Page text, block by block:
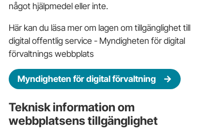
något hjälpmedel eller inte.
Här kan du läsa mer om lagen om tillgänglighet till
digital offentlig service - Myndigheten för digital
förvaltnings webbplats
Myndigheten för digital förvaltning
Teknisk information om
webbplatsens tillgänglighet